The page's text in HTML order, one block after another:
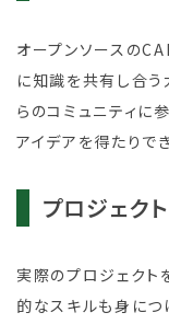
オープンソースの
に知識を共有し合う
らのコミュニティに
アイデアを得たりでき
プロジェク
実際のプロジェクト
的なスキルも身につ